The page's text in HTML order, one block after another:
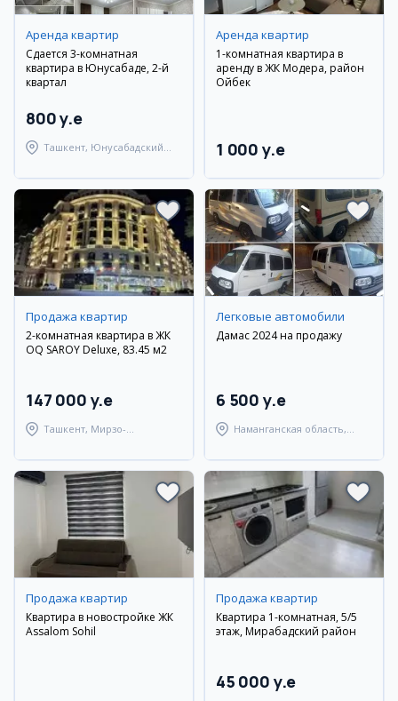
Аренда квартир
Сдается 3-комнатная
квартира в Юнусабаде, 2-й
квартал
800 y.e
Ташкент, Юнусабадский
Аренда квартир
1-комнатная квартира в
аренду в ЖК Модера, район
Ойбек
1 000 y.e
Продажа квартир
2-комнатная квартира в ЖК
OQ SAROY Deluxe, 83.45 м2
147 000 y.e
Ташкент, Мирзо-
Легковые автомобили
Дамас 2024 на продажу
6 500 y.e
Наманганская область,
Продажа квартир
Квартира в новостройке ЖК
Assalom Sohil
Продажа квартир
Квартира 1-комнатная, 5/5
этаж, Мирабадский район
45 000 y.e